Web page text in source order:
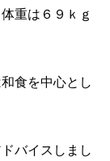
重は６９ｋｇ
食を中心とし
バイスしまし